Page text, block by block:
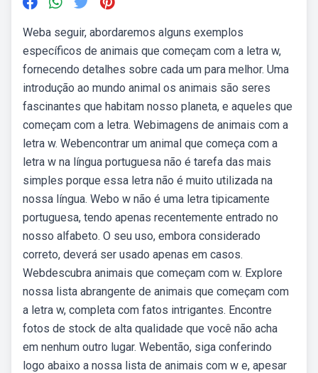
Weba seguir, abordaremos alguns exemplos
específicos de animais que começam com a letra w,
fornecendo detalhes sobre cada um para melhor. Uma
introdução ao mundo animal os animais são seres
fascinantes que habitam nosso planeta, e aqueles que
começam com a letra. Webimagens de animais com a
letra w. Webencontrar um animal que começa com a
letra w na língua portuguesa não é tarefa das mais
simples porque essa letra não é muito utilizada na
nossa língua. Webo w não é uma letra tipicamente
portuguesa, tendo apenas recentemente entrado no
nosso alfabeto. O seu uso, embora considerado
correto, deverá ser usado apenas em casos.
Webdescubra animais que começam com w. Explore
nossa lista abrangente de animais que começam com
a letra w, completa com fatos intrigantes. Encontre
fotos de stock de alta qualidade que você não acha
em nenhum outro lugar. Webentão, siga conferindo
logo abaixo a nossa lista de animais com w e, apesar